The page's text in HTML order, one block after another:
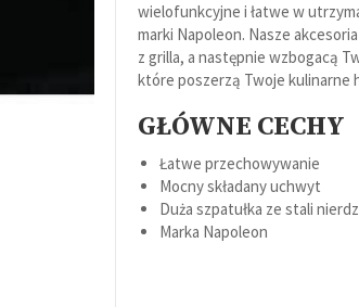
wielofunkcyjne i łatwe w
marki Napoleon. Nasze
z grilla, a następnie wzbogacą
które poszerzą Twoje kulinarne
GŁÓWNE CECHY
Łatwe przechowywanie
Mocny składany uchwyt
Duża szpatułka ze stali
Marka Napoleon